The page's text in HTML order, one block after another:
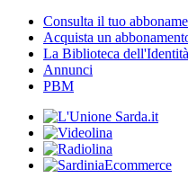
Consulta il tuo
Acquista un
La Biblioteca dell'Identità
Annunci
PBM